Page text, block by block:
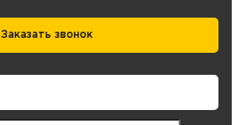
Заказать звонок